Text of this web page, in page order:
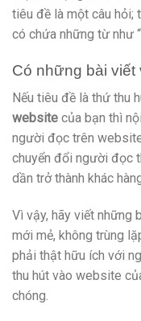
tiêu đề là một câu hỏi;
có chứa những từ như
Có những bài
Nếu tiêu đề là thứ thu
website của bạn thì
người đọc trên
chuyển đổi người đọc
dần trở thành khác
Vì vậy, hãy viết những
mới mẻ, không trùng
phải thật hữu ích với
thu hút vào website
chóng.